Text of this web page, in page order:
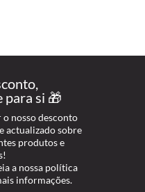
para si 🎁
o nosso desconto
actualizado sobre
produtos e
a nossa política
informações.